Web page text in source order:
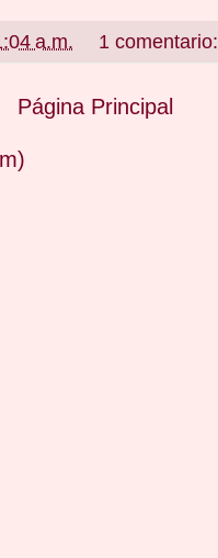
a.m. 1 comentario:
Página Principal